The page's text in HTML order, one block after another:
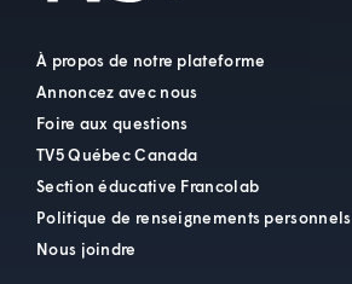
À propos de notre plateforme
Annoncez avec nous
Foire aux questions
TV5 Québec Canada
Section éducative Francolab
Politique de renseignements personnels
Nous joindre